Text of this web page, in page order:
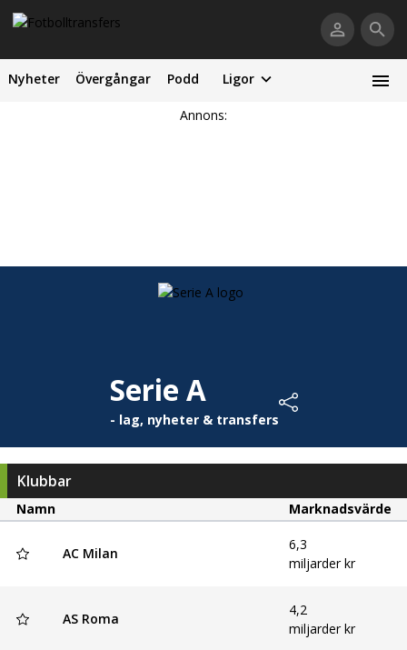
Nyheter Övergångar Podd Ligor
Annons:
Serie A
- lag, nyheter & transfers
Klubbar
Namn Marknadsvärde
AC Milan
6,3
miljarder kr
AS Roma
4,2
miljarder kr